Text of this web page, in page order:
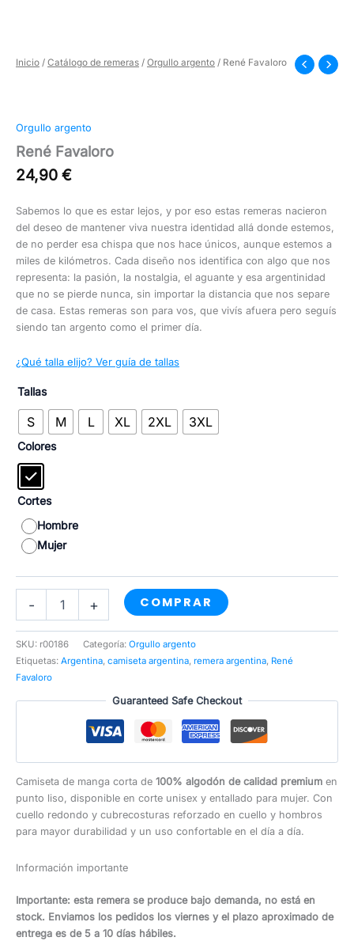
Inicio / Catálogo de remeras / Orgullo argento / René Favaloro
Orgullo argento
René Favaloro
24,90 €
Sabemos lo que es estar lejos, y por eso estas remeras nacieron
del deseo de mantener viva nuestra identidad allá donde estemos,
de no perder esa chispa que nos hace únicos, aunque estemos a
miles de kilómetros. Cada diseño nos identifica con algo que nos
representa: la pasión, la nostalgia, el aguante y esa argentinidad
que no se pierde nunca, sin importar la distancia que nos separe
de casa. Estas remeras son para vos, que vivís afuera pero seguís
siendo tan argento como el primer día.
¿Qué talla elijo? Ver guía de tallas
Tallas
S M L XL 2XL 3XL
Colores
Cortes
Hombre
Mujer
-
Favaloro
+ COMPRAR
SKU: r00186 Categoría: Orgullo argento
Etiquetas: Argentina, camiseta argentina, remera argentina, René
Favaloro
Guaranteed Safe Checkout
Camiseta de manga corta de 100% algodón de calidad premium en
punto liso, disponible en corte unisex y entallado para mujer. Con
cuello redondo y cubrecosturas reforzado en cuello y hombros
para mayor durabilidad y un uso confortable en el día a día.
Información importante
Importante: esta remera se produce bajo demanda, no está en
stock. Enviamos los pedidos los viernes y el plazo aproximado de
entrega es de 5 a 10 días hábiles.